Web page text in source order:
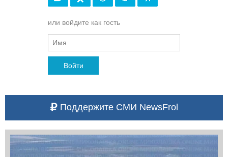
или войдите как гость
Войти
Поддержите СМИ NewsFrol